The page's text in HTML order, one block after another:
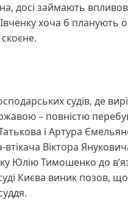
досі займають
хоча б планують
судів, де
– повністю
і Артура
втікача Віктора
Юлію Тимошенко до
Києва виник позов,